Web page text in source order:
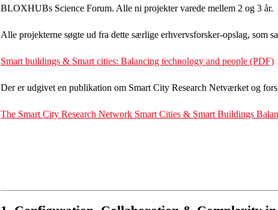
BLOXHUBs Science Forum. Alle ni projekter varede mellem 2 og 3 år.
Alle projekterne søgte ud fra dette særlige erhvervsforsker-opslag, som
Smart buildings & Smart cities: Balancing technology and people (PDF)
Der er udgivet en publikation om Smart City Research Netværket og
The Smart City Research Network Smart Cities & Smart Buildings